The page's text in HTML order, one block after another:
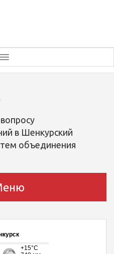
Toggle
navigation
в Шенкурский
объединения